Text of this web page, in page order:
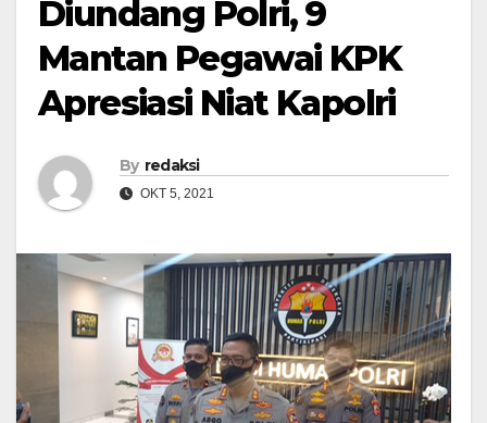
Diundang Polri, 9
Mantan Pegawai KPK
Apresiasi Niat Kapolri
By redaksi
OKT 5, 2021